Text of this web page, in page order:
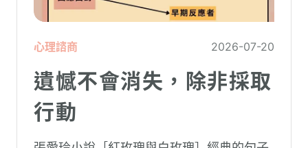
心理諮商 2026-07-20
遺憾不會消失，除非採取
行動